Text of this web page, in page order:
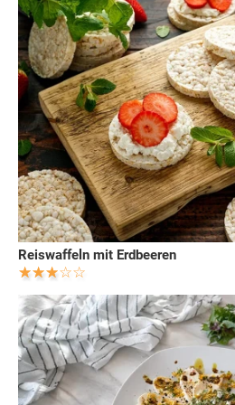
Reiswaffeln mit Erdbeeren